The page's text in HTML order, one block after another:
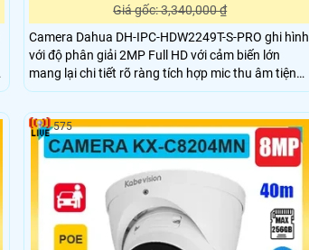
Giá gốc: 3,340,000 ₫
Camera Dahua DH-IPC-HDW2249T-S-PRO ghi hình
với độ phân giải 2MP Full HD với cảm biến lớn
mang lại chi tiết rõ ràng tích hợp mic thu âm tiện
theo dõi cả hình ảnh lẫn âm thanh hỗ trợ hồng
ngoại ánh sáng ấm 30m cho màu sắc trung thực
ban đêm cùng AI SMD Plus giảm báo động giả
phân biệt người và xe hiệu quả
575